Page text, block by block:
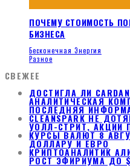
ПОЧЕМУ СТОИМОСТЬ
БИЗНЕСА
Бесконечная Энергия
Разное
СВЕЖЕЕ
ДОСТИГЛА ЛИ
АНАЛИТИЧЕСКАЯ
ПОСЛЕДНЯЯ
CLEANSPARK НЕ
УОЛЛ-СТРИТ, АКЦИИ
КУРСЫ ВАЛЮТ 8
ДОЛЛАРУ И ЕВРО
КРИПТОАНАЛИТИК
РОСТ ЭФИРИУМА ДО